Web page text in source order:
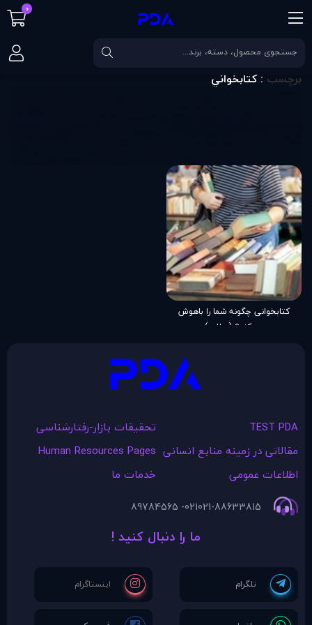
صفحه اصلی برچسب كتابخواني
برچسب : كتابخواني
کتابخوانی چگونه شما را باهوش
می‌کند؟ (مطلب)
TEST PDA
تحقیقات بازار-رفتارشناسی
مقالاتی در زمينه منابع انسانی Human Resources Pages
اطلاعات عمومی
خدمات ما
021-88633815
021- 89784565
ما را دنبال کنید !
0